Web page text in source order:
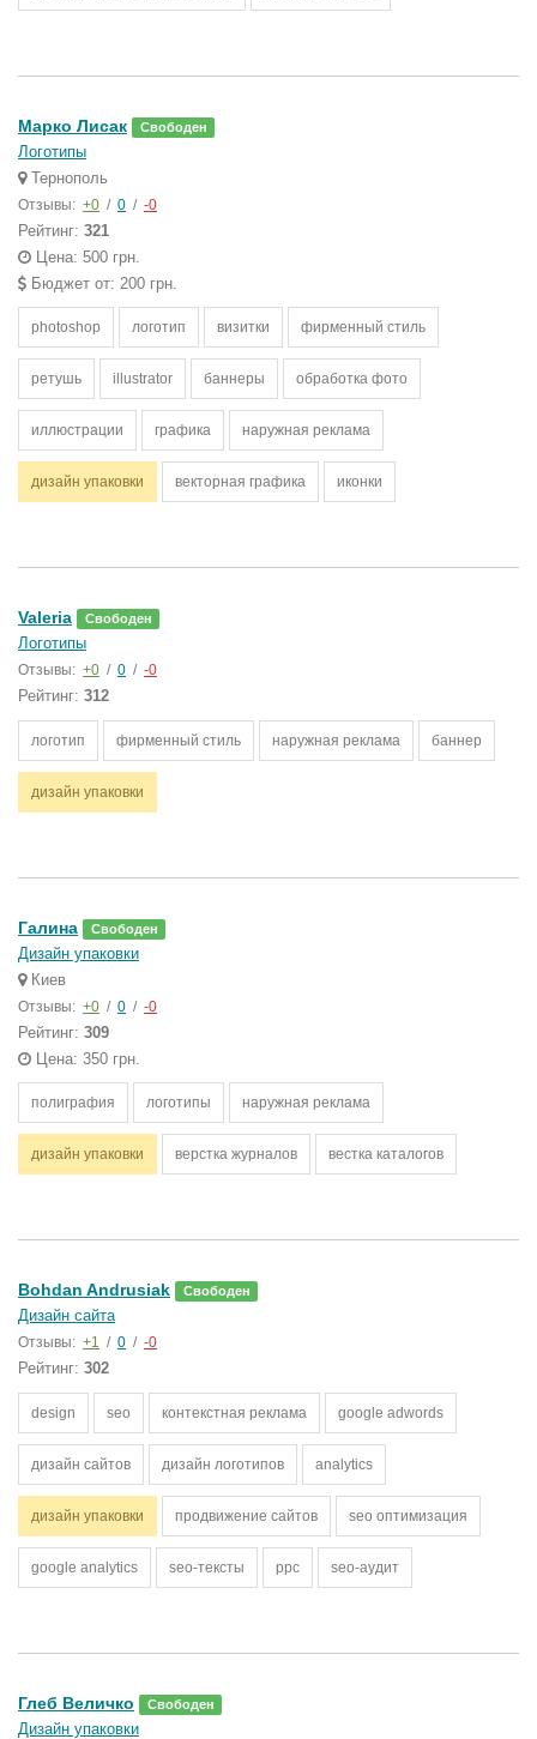
Марко Лисак Свободен
Логотипы
Тернополь
Отзывы: +0 / 0 / -0
Рейтинг: 321
Цена: 500 грн.
Бюджет от: 200 грн.
photoshop логотип визитки фирменный стиль
ретушь illustrator баннеры обработка фото
иллюстрации графика наружная реклама
дизайн упаковки векторная графика иконки
Valeria Свободен
Логотипы
Отзывы: +0 / 0 / -0
Рейтинг: 312
логотип фирменный стиль наружная реклама баннер
дизайн упаковки
Галина Свободен
Дизайн упаковки
Киев
Отзывы: +0 / 0 / -0
Рейтинг: 309
Цена: 350 грн.
полиграфия логотипы наружная реклама
дизайн упаковки верстка журналов вестка каталогов
Bohdan Andrusiak Свободен
Дизайн сайта
Отзывы: +1 / 0 / -0
Рейтинг: 302
design seo контекстная реклама google adwords
дизайн сайтов дизайн логотипов analytics
дизайн упаковки продвижение сайтов seo оптимизация
google analytics seo-тексты ppc seo-аудит
Глеб Величко Свободен
Дизайн упаковки